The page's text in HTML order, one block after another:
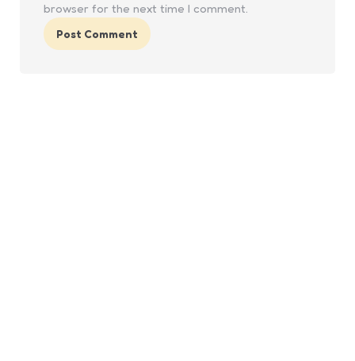
browser for the next time I comment.